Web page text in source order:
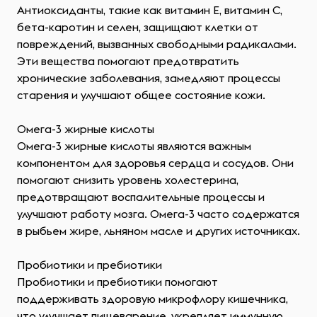
Антиоксиданты, такие как витамин E, витамин C,
бета-каротин и селен, защищают клетки от
повреждений, вызванных свободными радикалами.
Эти вещества помогают предотвратить
хронические заболевания, замедляют процессы
старения и улучшают общее состояние кожи.
Омега-3 жирные кислоты
Омега-3 жирные кислоты являются важным
компонентом для здоровья сердца и сосудов. Они
помогают снизить уровень холестерина,
предотвращают воспалительные процессы и
улучшают работу мозга. Омега-3 часто содержатся
в рыбьем жире, льняном масле и других источниках.
Пробиотики и пребиотики
Пробиотики и пребиотики помогают
поддерживать здоровую микрофлору кишечника,